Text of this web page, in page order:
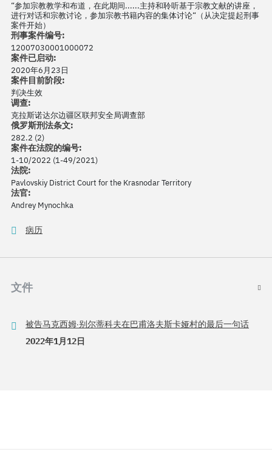
“参加宗教教学和布道，在此期间......主持和聆听基于宗教文献的讲座，
进行对话和宗教讨论，参加宗教书籍内容的集体讨论“（从决定提起刑事
案件开始）
刑事案件编号:
12007030001000072
案件已启动:
2020年6月23日
案件目前阶段:
判决生效
调查:
克拉斯诺达尔边疆区联邦安全局调查部
俄罗斯刑法条文:
282.2 (2)
案件在法院的编号:
1-10/2022 (1-49/2021)
法院:
Pavlovskiy District Court for the Krasnodar Territory
法官:
Andrey Mynochka
病历
文件
被告马克西姆·别尔蒂科夫在巴甫洛夫斯卡娅村的最后一句话
2022年1月12日